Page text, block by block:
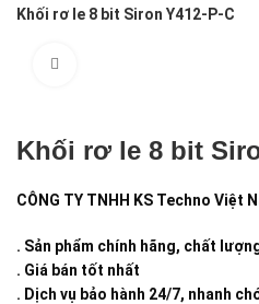
Khối rơ le 8 bit Siron Y412-P-C
Khối rơ le 8 bit
CÔNG TY TNHH KS Techno Việt
. Sản phẩm chính hãng, chất
. Giá bán tốt nhất
. Dịch vụ bảo hành 24/7, nhanh